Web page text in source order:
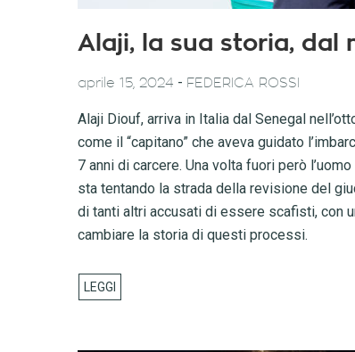
Alaji, la sua storia, dal
aprile 15, 2024 - FEDERICA ROSSI
Alaji Diouf, arriva in Italia dal Senegal
come il “capitano” che aveva guidato
7 anni di carcere. Una volta fuori però
sta tentando la strada della revisione del
di tanti altri accusati di essere scafisti, con
cambiare la storia di questi processi.